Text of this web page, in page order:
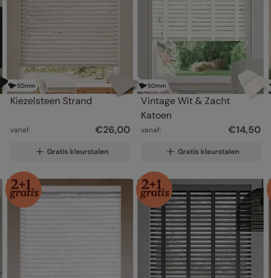
50mm
Kiezelsteen Strand
vanaf: €26,00
Gratis kleurstalen
50mm
Vintage Wit & Zacht
Katoen
vanaf: €14,50
Gratis kleurstalen